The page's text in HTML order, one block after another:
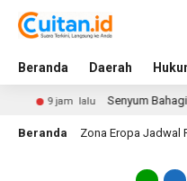
Beranda Daerah
9 jam lalu Senyum
Beranda Zona Eropa Jadwal